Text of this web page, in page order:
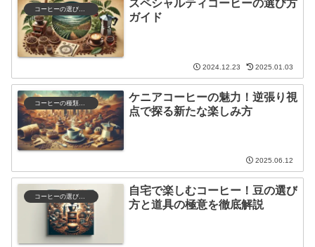
コーヒーの選び方と保存
スペシャルティコーヒーの選び方
ガイド
2024.12.23 2025.01.03
ケニアコーヒーの魅力！逆張り視
点で探る新たな楽しみ方
2025.06.12
自宅で楽しむコーヒー！豆の選び
方と道具の極意を徹底解説